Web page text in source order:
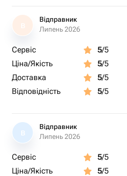
В
Відправник
Липень 2026
Сервіс 5/5
Ціна/Якість
5/5
Доставка
5/5
Відповідність
5/5
В
Відправник
Липень 2026
Сервіс 5/5
Ціна/Якість
5/5